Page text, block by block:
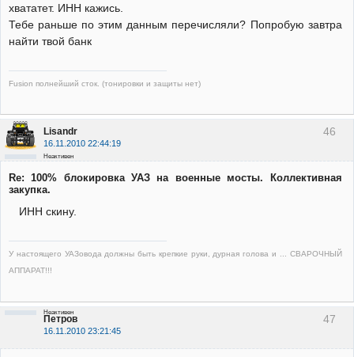
хвататет. ИНН кажись.
Тебе раньше по этим данным перечисляли? Попробую завтра
найти твой банк
Fusion полнейший сток. (тонировки и защиты нет)
46
Lisandr
16.11.2010 22:44:19
Неактивен
Re: 100% блокировка УАЗ на военные мосты. Коллективная
закупка.
ИНН скину.
У настоящего УАЗовода должны быть крепкие руки, дурная голова и ... СВАРОЧНЫЙ
АППАРАТ!!!
47
Петров
16.11.2010 23:21:45
Неактивен